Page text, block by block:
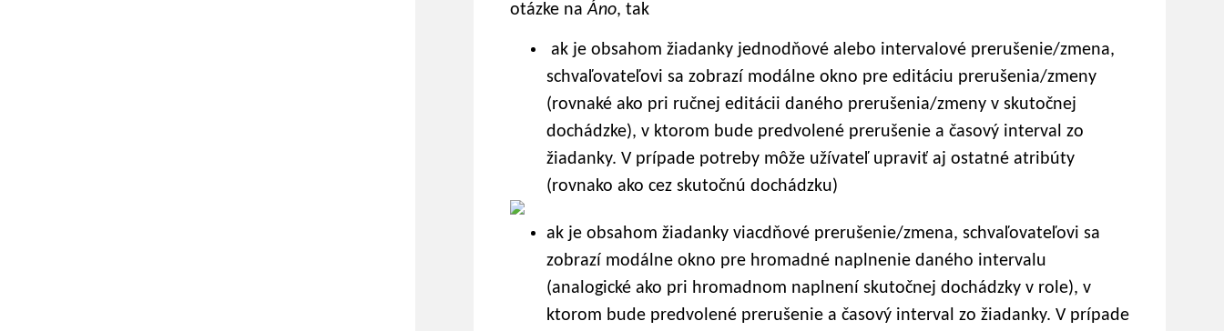
otázke naÁno, tak
ak je obsahom žiadanky jednodňové alebo intervalové prerušenie/zmena,
schvaľovateľovi sa zobrazí modálne okno pre editáciu prerušenia/zmeny
(rovnaké ako pri ručnej editácii daného prerušenia/zmeny v skutočnej
dochádzke), v ktorom bude predvolené prerušenie a časový interval zo
žiadanky. V prípade potreby môže užívateľ upraviť aj ostatné atribúty
(rovnako ako cez skutočnú dochádzku)
ak je obsahom žiadanky viacdňové prerušenie/zmena, schvaľovateľovi sa
zobrazí modálne okno pre hromadné naplnenie daného intervalu
(analogické ako pri hromadnom naplnení skutočnej dochádzky v role), v
ktorom bude predvolené prerušenie a časový interval zo žiadanky. V prípade